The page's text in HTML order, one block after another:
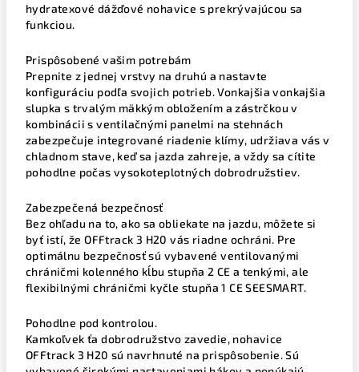
hydratexové dážďové nohavice s prekrývajúcou sa
funkciou.
Prispôsobené vašim potrebám
Prepnite z jednej vrstvy na druhú a nastavte
konfiguráciu podľa svojich potrieb. Vonkajšia vonkajšia
slupka s trvalým mäkkým obložením a zástrčkou v
kombinácii s ventilačnými panelmi na stehnách
zabezpečuje integrované riadenie klímy, udržiava vás v
chladnom stave, keď sa jazda zahreje, a vždy sa cítite
pohodlne počas vysokoteplotných dobrodružstiev.
Zabezpečená bezpečnosť
Bez ohľadu na to, ako sa obliekate na jazdu, môžete si
byť istí, že OFFtrack 3 H20 vás riadne ochráni. Pre
optimálnu bezpečnosť sú vybavené ventilovanými
chráničmi kolenného kĺbu stupňa 2 CE a tenkými, ale
flexibilnými chráničmi kyčle stupňa 1 CE SEESMART.
Pohodlne pod kontrolou.
Kamkoľvek ťa dobrodružstvo zavedie, nohavice
OFFtrack 3 H20 sú navrhnuté na prispôsobenie. Sú